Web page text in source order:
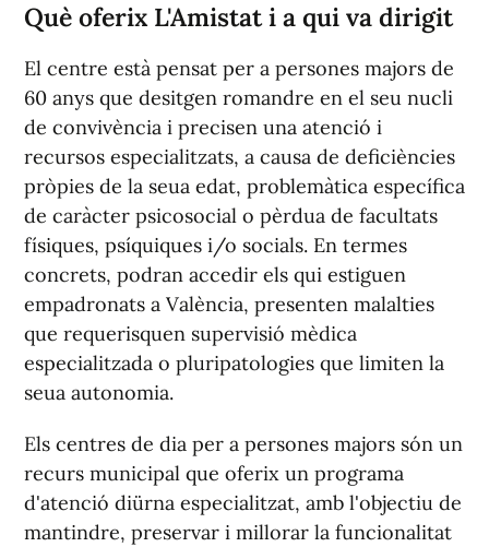
Què oferix L'Amistat i a qui va dirigit
El centre està pensat per a persones majors de
60 anys que desitgen romandre en el seu nucli
de convivència i precisen una atenció i
recursos especialitzats, a causa de deficiències
pròpies de la seua edat, problemàtica específica
de caràcter psicosocial o pèrdua de facultats
físiques, psíquiques i/o socials. En termes
concrets, podran accedir els qui estiguen
empadronats a València, presenten malalties
que requerisquen supervisió mèdica
especialitzada o pluripatologies que limiten la
seua autonomia.
Els centres de dia per a persones majors són un
recurs municipal que oferix un programa
d'atenció diürna especialitzat, amb l'objectiu de
mantindre, preservar i millorar la funcionalitat